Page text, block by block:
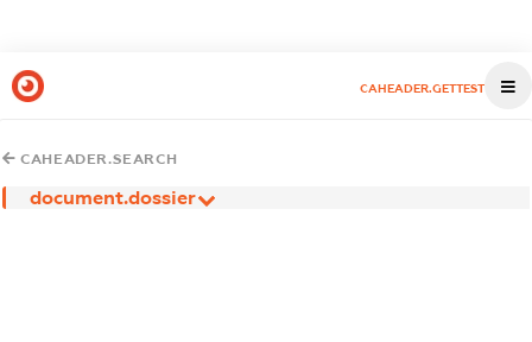
CAHEADER.GETTEST
CAHEADER.SEARCH
document.dossier